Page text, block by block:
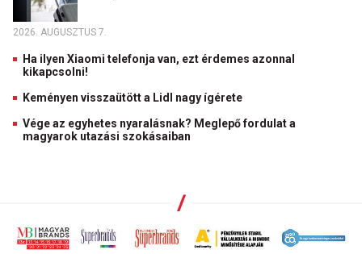
2026. AUGUSZTUS 7.
Ha ilyen Xiaomi telefonja van, ezt érdemes azonnal
kikapcsolni!
Keményen visszaütött a Lidl nagy ígérete
Vége az egyhetes nyaralásnak? Meglepő fordulat a
magyarok utazási szokásaiban